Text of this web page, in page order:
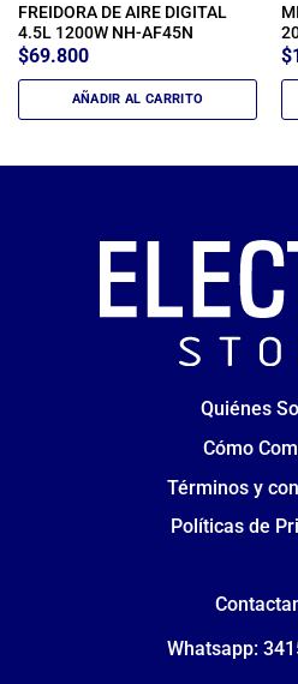
FREIDORA DE AIRE DIGITAL
4.5L 1200W NH-AF45N
$69.800
AÑADIR AL CARRITO
$
Quiénes
Cómo
Términos y
Políticas de
Whatsapp: